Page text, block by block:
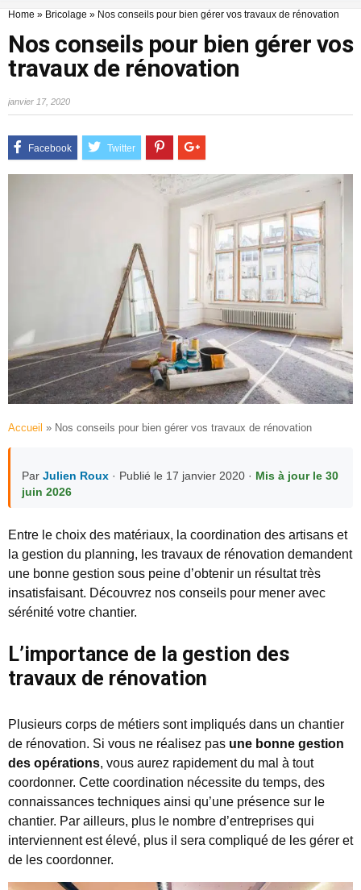
Home » Bricolage » Nos conseils pour bien gérer vos travaux de rénovation
Nos conseils pour bien gérer vos
travaux de rénovation
janvier 17, 2020
Accueil » Nos conseils pour bien gérer vos travaux de rénovation
Par Julien Roux · Publié le 17 janvier 2020 · Mis à jour le 30
juin 2026
Entre le choix des matériaux, la coordination des artisans et
la gestion du planning, les travaux de rénovation demandent
une bonne gestion sous peine d’obtenir un résultat très
insatisfaisant. Découvrez nos conseils pour mener avec
sérénité votre chantier.
L’importance de la gestion des
travaux de rénovation
Plusieurs corps de métiers sont impliqués dans un chantier
de rénovation. Si vous ne réalisez pas une bonne gestion
des opérations, vous aurez rapidement du mal à tout
coordonner. Cette coordination nécessite du temps, des
connaissances techniques ainsi qu’une présence sur le
chantier. Par ailleurs, plus le nombre d’entreprises qui
interviennent est élevé, plus il sera compliqué de les gérer et
de les coordonner.